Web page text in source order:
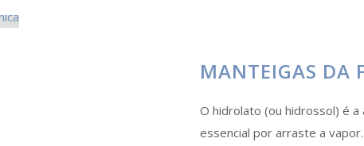
MANTEIGAS DA
O hidrolato (ou hidrossol) é
essencial por arraste a vapor.